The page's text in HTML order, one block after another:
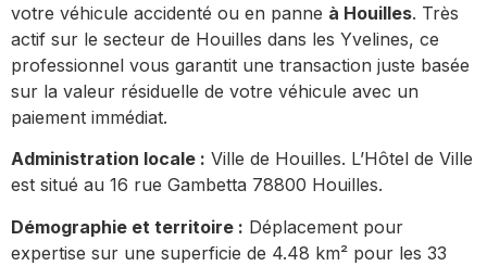
votre véhicule accidenté ou en panne à Houilles. Très
actif sur le secteur de Houilles dans les Yvelines, ce
professionnel vous garantit une transaction juste basée
sur la valeur résiduelle de votre véhicule avec un
paiement immédiat.
Administration locale : Ville de Houilles. L’Hôtel de Ville
est situé au 16 rue Gambetta 78800 Houilles.
Démographie et territoire : Déplacement pour
expertise sur une superficie de 4.48 km² pour les 33